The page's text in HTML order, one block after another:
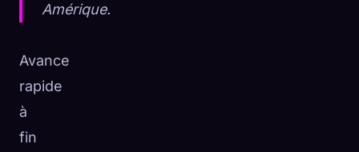
Amérique.
Avance
rapide
à
fin